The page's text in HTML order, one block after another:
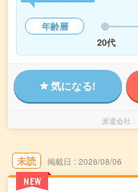
年齢層
20代
気になる!
派遣会社
未読
NEW
掲載日 2026/08/06